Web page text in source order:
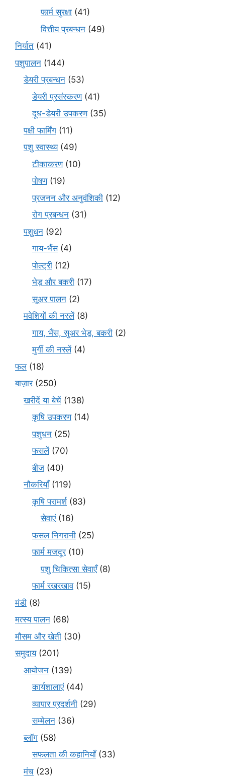
फार्म सुरक्षा (41)
वित्तीय प्रबन्धन (49)
निर्यात (41)
पशुपालन (144)
डेयरी प्रबन्धन (53)
डेयरी प्रसंस्करण(41)
दूध-डेयरी उपकरण(35)
पक्षी फार्मिंग (11)
पशु स्वास्थ्य(49)
टीकाकरण(10)
पोषण(19)
प्रजनन और अनुवंशिकी (12)
रोग प्रबन्धन (31)
पशुधन (92)
गाय-भैंस(4)
पोल्ट्री (12)
भेड़ और बकरी (17)
सूअर पालन (2)
मवेशियों की नस्लें(8)
गाय, भैंस, सुअर भेड़, बकरी (2)
मुर्गी की नस्लें(4)
फल(18)
बाज़ार(250)
खरीदें या बेचें (138)
कृषि उपकरण(14)
पशुधन (25)
फसलें(70)
बीज (40)
नौकरियाँ(119)
कृषि परामर्श(83)
सेवाएं(16)
फसल निगरानी (25)
फार्म मजदूर(10)
पशु चिकित्सा सेवाएँ(8)
फार्म रखरखाव(15)
मंडी (8)
मत्स्य पालन (68)
मौसम और खेती (30)
समुदाय(201)
आयोजन (139)
कार्यशालाएं(44)
व्यापार प्रदर्शनी (29)
सम्मेलन (36)
ब्लॉग (58)
सफलता की कहानियाँ(33)
मंच (23)